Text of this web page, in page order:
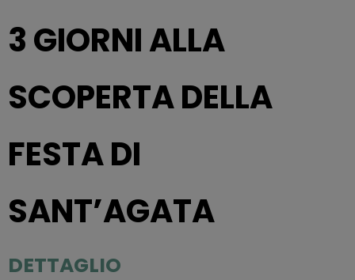
3 GIORNI ALLA
SCOPERTA DELLA
FESTA DI
SANT’AGATA
DETTAGLIO